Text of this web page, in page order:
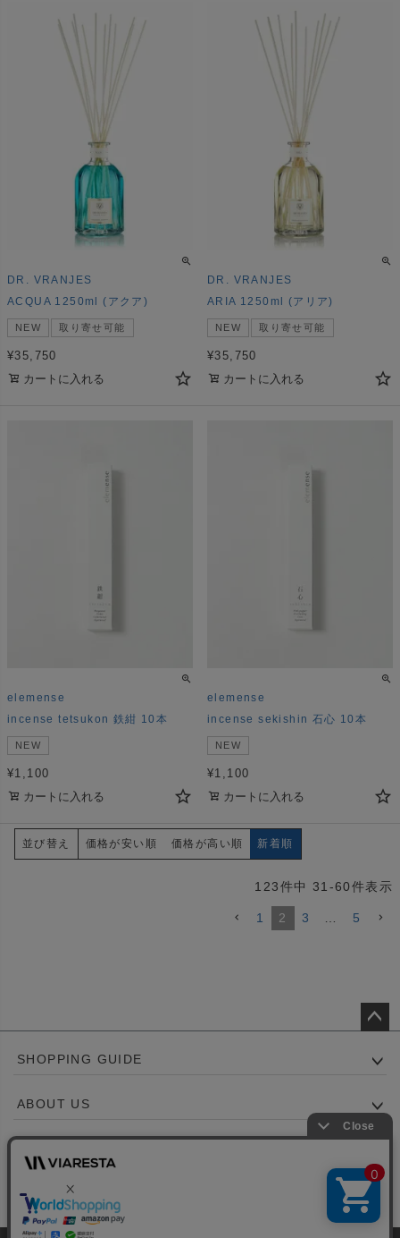
DR. VRANJES
ACQUA 1250ml (アクア)
NEW 取り寄せ可能
¥35,750
カートに入れる
DR. VRANJES
ARIA 1250ml (アリア)
NEW 取り寄せ可能
¥35,750
カートに入れる
elemense
incense tetsukon 鉄紺 10本
NEW
¥1,100
カートに入れる
elemense
incense sekishin 石心 10本
NEW
¥1,100
カートに入れる
並び替え 価格が安い順 価格が高い順 新着順
123件中 31 -60件表示
1 2 3 5
ジト
へ
SHOPPING GUIDE
ABOUT US